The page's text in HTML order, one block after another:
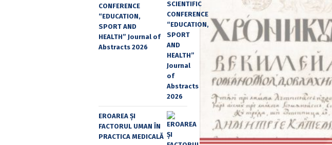
CONFERENCE
“EDUCATION,
SPORT AND
HEALTH” Journal of
Abstracts 2026
EROAREA ȘI
FACTORUL UMAN ÎN
PRACTICA MEDICALĂ